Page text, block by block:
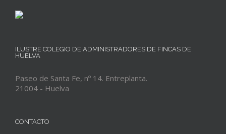
ILUSTRE COLEGIO DE ADMINISTRADORES DE FINCAS DE
HUELVA
Paseo de Santa Fe, nº 14. Entreplanta.
21004 - Huelva
CONTACTO